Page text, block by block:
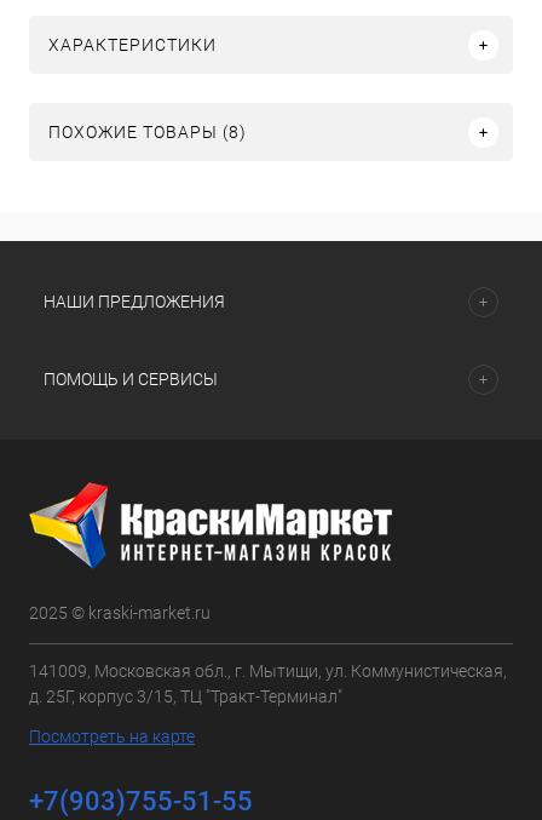
ХАРАКТЕРИСТИКИ
ПОХОЖИЕ ТОВАРЫ (8)
НАШИ ПРЕДЛОЖЕНИЯ
ПОМОЩЬ И СЕРВИСЫ
2025 © kraski-market.ru
141009, Московская обл., г. Мытищи, ул. Коммунистическая,
д. 25Г, корпус 3/15, ТЦ "Тракт-Терминал"
Посмотреть на карте
+7(903)755-51-55